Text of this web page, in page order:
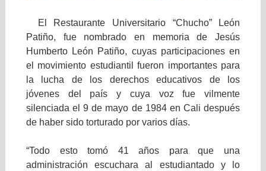
El Restaurante Universitario “Chucho” León
Patiño, fue nombrado en memoria de Jesús
Humberto León Patiño, cuyas participaciones en
el movimiento estudiantil fueron importantes para
la lucha de los derechos educativos de los
jóvenes del país y cuya voz fue vilmente
silenciada el 9 de mayo de 1984 en Cali después
de haber sido torturado por varios días.
“Todo esto tomó 41 años para que una
administración escuchara al estudiantado y lo